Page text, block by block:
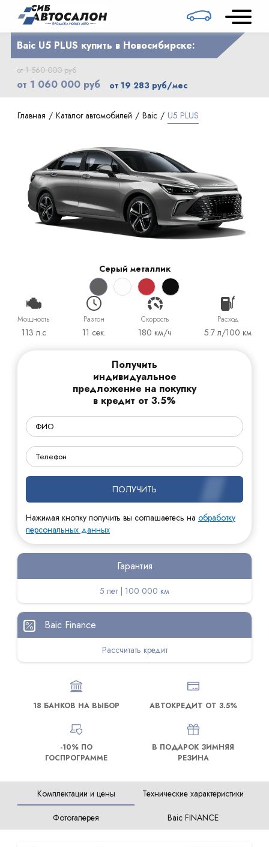
Baic U5 PLUS купить в Новосибирске:
от 1 560 000 руб
от 1 060 000 руб от 19 283 руб/мес
Главная Каталог автомобилей Baic U5 PLUS
Мощность
113 л.с
Разгон
11 сек.
Cкорость
180 км/ч
Расход
5.7 л/100 км
Серый металлик
Получить
индивидуальное
предложение на покупку
в кредит от 3.5%
ПОЛУЧИТЬ
Нажимая кнопку получить вы соглашаетесь на обработку
персональных данных
Гарантия
5 лет | 100 000 км
Baic Finance
Рассчитать кредит
18 БАНКОВ НА ВЫБОР АВТОКРЕДИТ ОТ 3.5%
-10% ПО
ГОСПРОГРАММЕ
В ПОДАРОК ЗИМНЯЯ
РЕЗИНА
Комплектации и цены
Технические характеристики
Фотогалерея
Baic FINANCE